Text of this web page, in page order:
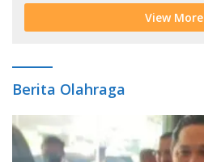
View More
Berita Olahraga